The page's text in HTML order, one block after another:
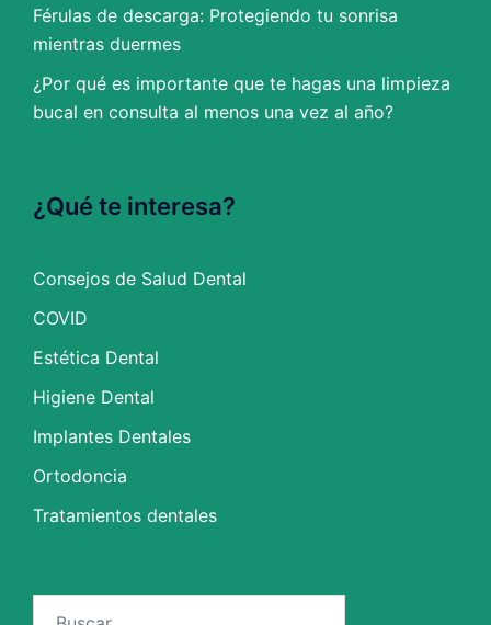
Férulas de descarga: Protegiendo tu sonrisa
mientras duermes
¿Por qué es importante que te hagas una limpieza
bucal en consulta al menos una vez al año?
¿Qué te interesa?
Consejos de Salud Dental
COVID
Estética Dental
Higiene Dental
Implantes Dentales
Ortodoncia
Tratamientos dentales